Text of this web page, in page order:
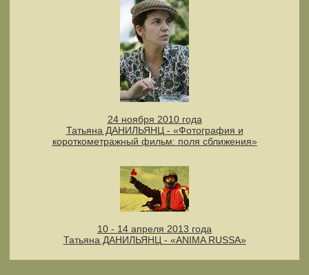
24 ноября 2010 года
Татьяна ДАНИЛЬЯНЦ - «Фотография и
короткометражный фильм: поля сближения»
10 - 14 апреля 2013 года
Татьяна ДАНИЛЬЯНЦ - «ANIMA RUSSA»